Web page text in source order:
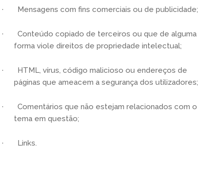
· Mensagens com fins comerciais ou de publicidade;
· Conteúdo copiado de terceiros ou que de alguma
forma viole direitos de propriedade intelectual;
· HTML, vírus, código malicioso ou endereços de
páginas que ameacem a segurança dos utilizadores;
· Comentários que não estejam relacionados com o
tema em questão;
· Links.